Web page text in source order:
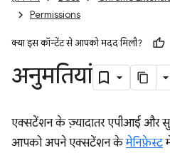
Permissions
क्या इस कॉन्टेंट से आपको मदद मिली?
अनुमतियां
एक्सटेंशन के ज़्यादातर एपीआई और
आपको अपने एक्सटेंशन केमेनिफ़ेस्ट